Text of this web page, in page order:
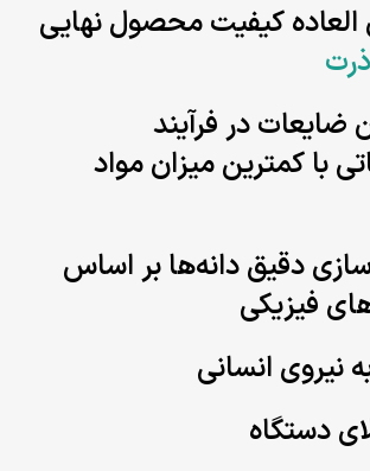
العاده کیفیت محصول نهایی
در فرآیند
با کمترین میزان مواد
دقیق دانه‌ها بر اساس
فیزیکی
نیروی انسانی
دستگاه